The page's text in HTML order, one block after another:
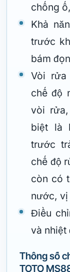
chống
Khả
trước
bám
Vòi rửa
chế độ
vòi
biệt là
trước
chế độ
còn có
nước, vị
Điều
và nhiệt
Thông số
TOTO